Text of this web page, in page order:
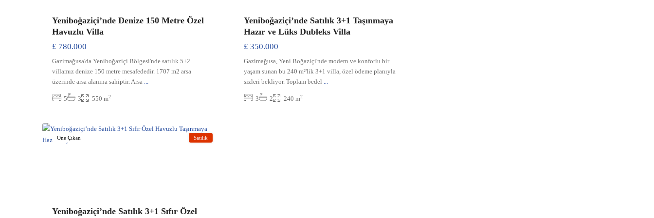
Yeniboğaziçi’nde Denize 150 Metre Özel
Havuzlu Villa
£ 780.000
Gazimağusa'da Yeniboğaziçi Bölgesi'nde satılık 5+2
villamız denize 150 metre mesafededir. 1707 m2 arsa
üzerinde arsa alanına sahiptir. Arsa ...
5 3 550 m2
Yeniboğaziçi’nde Satılık 3+1 Taşınmaya
Hazır ve Lüks Dubleks Villa
£ 350.000
Gazimağusa, Yeni Boğaziçi'nde modern ve konforlu bir
yaşam sunan bu 240 m²'lik 3+1 villa, özel ödeme planıyla
sizleri bekliyor. Toplam bedel ...
3 2 240 m2
Yeniboğaziçi,
Öne Çıkan Satılık
Yeniboğaziçi’nde Satılık 3+1 Sıfır Özel